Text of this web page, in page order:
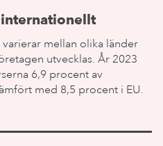
internationellt
mellan olika länder
utvecklas. År 2023
6,9 procent av
med 8,5 procent i EU.